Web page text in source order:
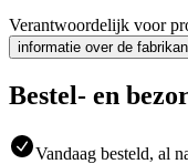
Verantwoordelijk voor
informatie over de
Bestel- en
Vandaag besteld, al